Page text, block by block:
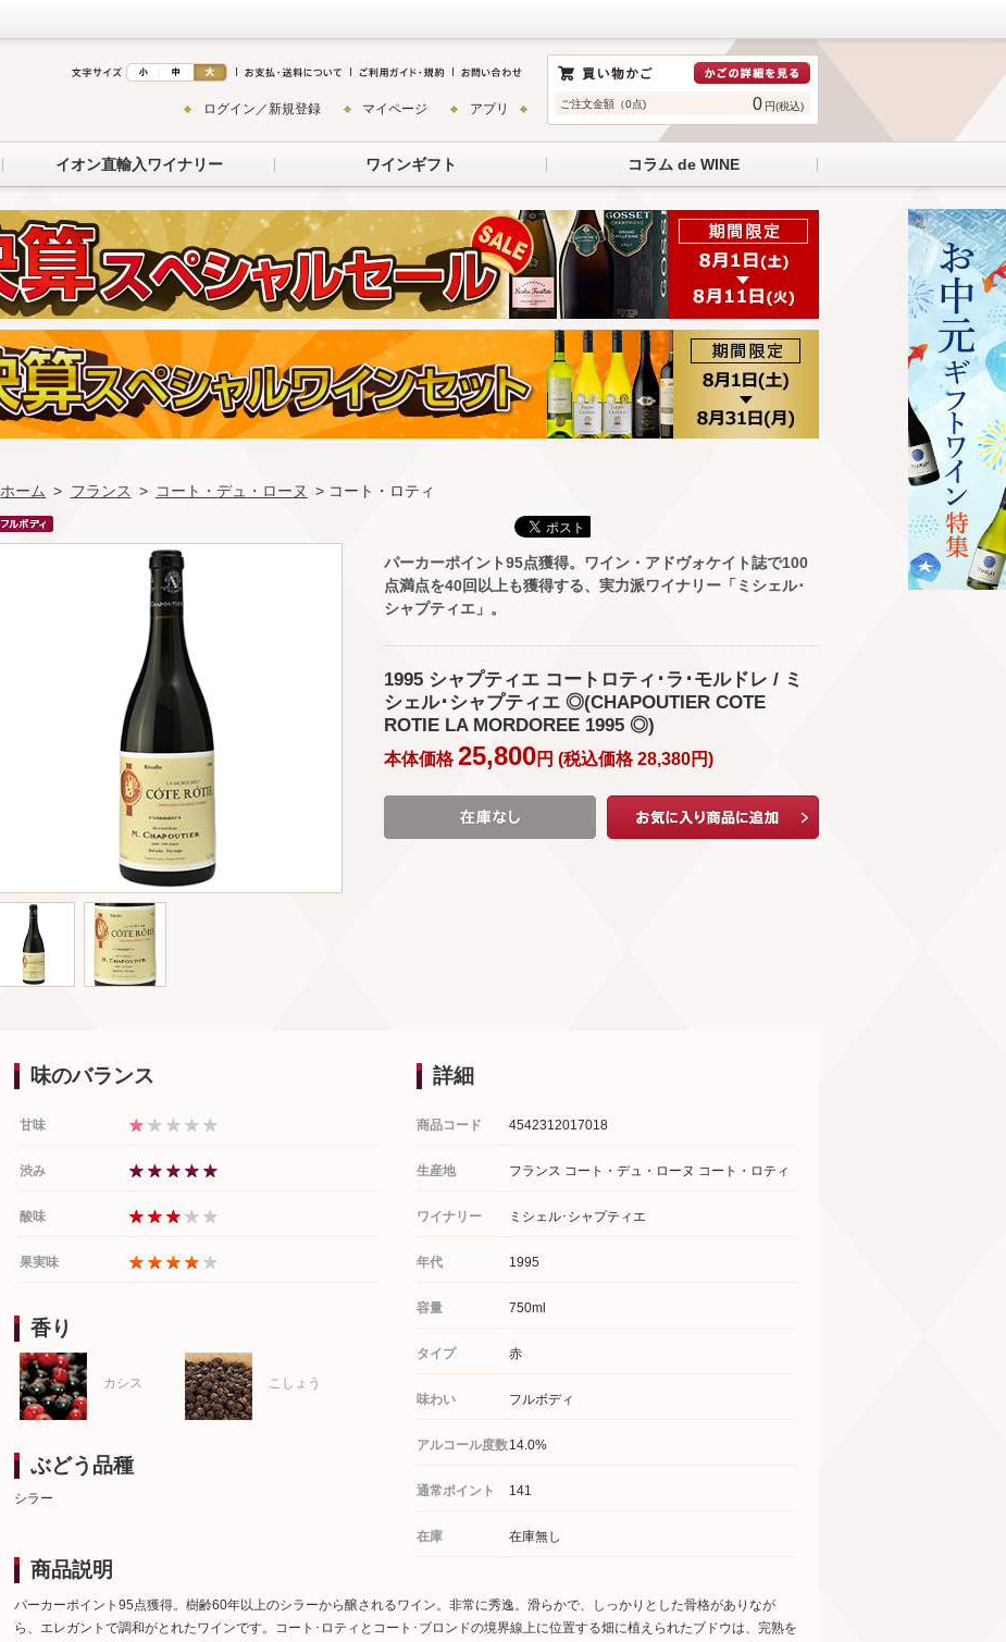
ご注文金額（0点) 0 円(税込)
ログイン／新規登録 マイページ アプリ
イオン直輸入ワイナリー ワインギフト コラム de WINE
ホーム > フランス > コート・デュ・ローヌ > コート・ロティ
パーカーポイント95点獲得。ワイン・アドヴォケイト誌で100
点満点を40回以上も獲得する、実力派ワイナリー「ミシェル･
シャプティエ」。
1995 シャプティエ コートロティ･ラ･モルドレ / ミ
シェル･シャプティエ ◎(CHAPOUTIER COTE
ROTIE LA MORDOREE 1995 ◎)
本体価格25,800円 (税込価格28,380円)
詳細
商品コード 4542312017018
生産地 フランス コート・デュ・ローヌ コート・ロティ
ワイナリー ミシェル･シャプティエ
年代 1995
容量 750ml
タイプ 赤
味わい フルボディ
アルコール度数14.0%
通常ポイント 141
在庫 在庫無し
味のバランス
甘味
渋み
酸味
果実味
香り
カシス こしょう
ぶどう品種
シラー
商品説明
パーカーポイント95点獲得。樹齢60年以上のシラーから醸されるワイン。非常に秀逸。滑らかで、しっかりとした骨格がありなが
ら、エレガントで調和がとれたワインです。コート･ロティとコート･ブロンドの境界線上に位置する畑に植えられたブドウは、完熟を